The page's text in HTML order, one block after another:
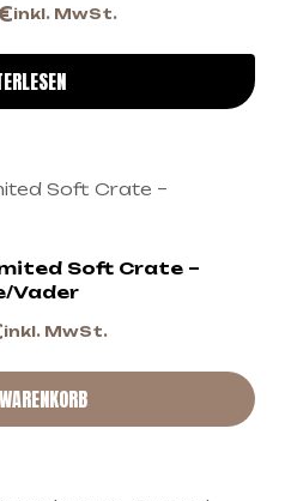
inkl. MwSt.
Soft Crate –
Vader
inkl. MwSt.